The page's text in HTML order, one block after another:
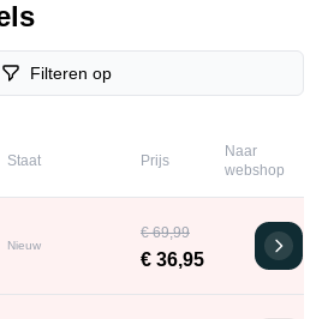
Filteren op
Staat Prijs
Naar
webshop
Nieuw
€ 69,99
€ 36,95